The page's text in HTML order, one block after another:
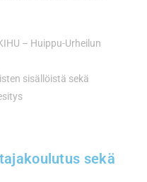
– Huippu-Urheilun
sisällöistä sekä
sekä